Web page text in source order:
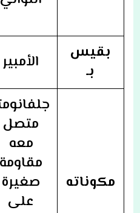
بقيس
بـ
الأمبير
مكوناته
متصل
معه
مقاومة
صغيرة
على